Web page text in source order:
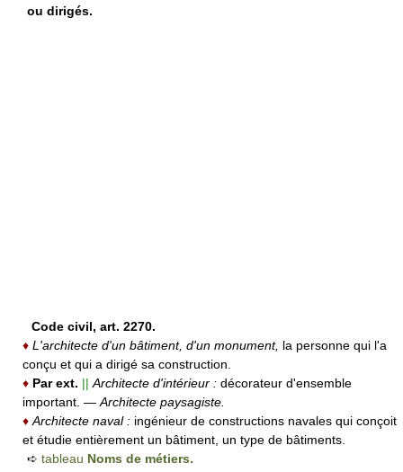
ou dirigés.
Code civil, art. 2270.
♦ L'architecte d'un bâtiment, d'un monument, la personne qui l'a
conçu et qui a dirigé sa construction.
♦ Par ext. || Architecte d'intérieur : décorateur d'ensemble
important. — Architecte paysagiste.
♦ Architecte naval : ingénieur de constructions navales qui conçoit
et étudie entièrement un bâtiment, un type de bâtiments.
➪ tableau Noms de métiers.